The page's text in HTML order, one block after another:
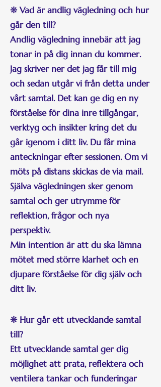
❊ Vad är andlig vägledning och hur
går den till?
Andlig vägledning innebär att jag
tonar in på dig innan du kommer.
Jag skriver ner det jag får till mig
och sedan utgår vi från detta under
vårt samtal. Det kan ge dig en ny
förståelse för dina inre tillgångar,
verktyg och insikter kring det du
går igenom i ditt liv. Du får mina
anteckningar efter sessionen. Om vi
möts på distans skickas de via mail.
Själva vägledningen sker genom
samtal och ger utrymme för
reflektion, frågor och nya
perspektiv.
Min intention är att du ska lämna
mötet med större klarhet och en
djupare förståelse för dig själv och
ditt liv.
❊ Hur går ett utvecklande samtal
till?
Ett utvecklande samtal ger dig
möjlighet att prata, reflektera och
ventilera tankar och funderingar